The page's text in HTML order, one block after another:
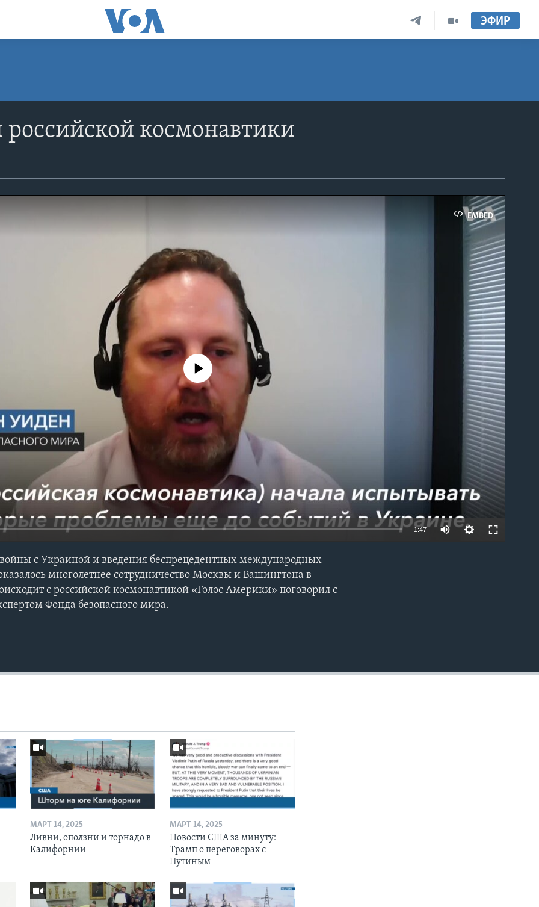
ЭФИР
космонавтики
EMBED
No media source currently available
1:47
войны с Украиной и введения беспрецедентных международных
многолетнее сотрудничество Москвы и Вашингтона в
с российской космонавтикой «Голос Америки» поговорил с
Фонда безопасного мира.
МАРТ 14, 2025
Ливни, оползни и торнадо в
Калифорнии
МАРТ 14, 2025
Новости США за минуту:
Трамп о переговорах с
Путиным